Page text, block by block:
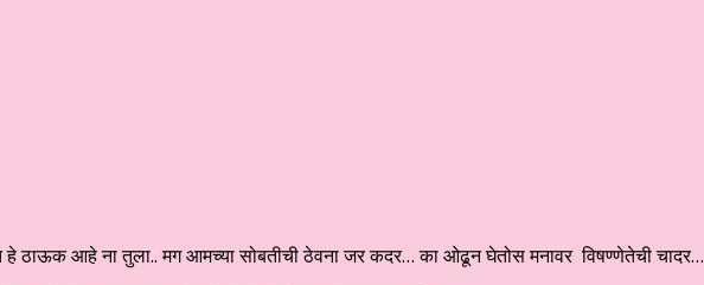
हे ठाऊक आहे ना तुला.. मग आमच्या सोबतीची ठेवना जर कदर… का ओढून घेतोस मनावर विषण्णेतेची चादर…